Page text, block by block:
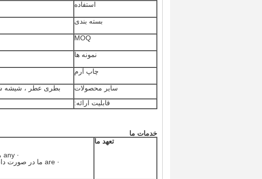
استفاده
بسته بندی
MOQ
نمونه ها
چاپ آرم
سایر محصولات
بطری عطر ، شیشه
قابلیت ارائه:
خدمات ما
تعهد ما
· any ما هرگونه ضرر و زیان شما را که ناشی از ما باشد جایگزین خواهیم کرد.
· are ما در صورت داشتن مشکلی در تجارت با ما خوشحالیم که می توانیم به شما کمک کنیم.